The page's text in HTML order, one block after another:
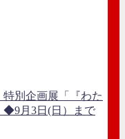
特別企画展「『わた
◆9月3日(日）まで